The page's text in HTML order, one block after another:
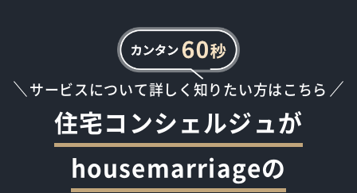
サービスについて詳しく知りたい方はこちら
住宅コンシェルジュが
housemarriageの